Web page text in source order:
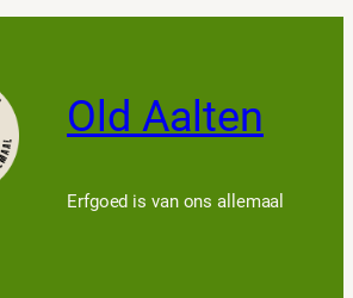
Old Aalten
Erfgoed is van ons allemaal